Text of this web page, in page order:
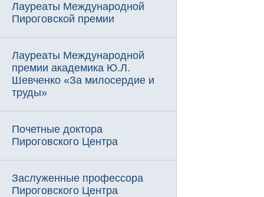
Лауреаты Международной
Пироговской премии
Лауреаты Международной
премии академика Ю.Л.
Шевченко «За милосердие и
труды»
Почетные доктора
Пироговского Центра
Заслуженные профессора
Пироговского Центра